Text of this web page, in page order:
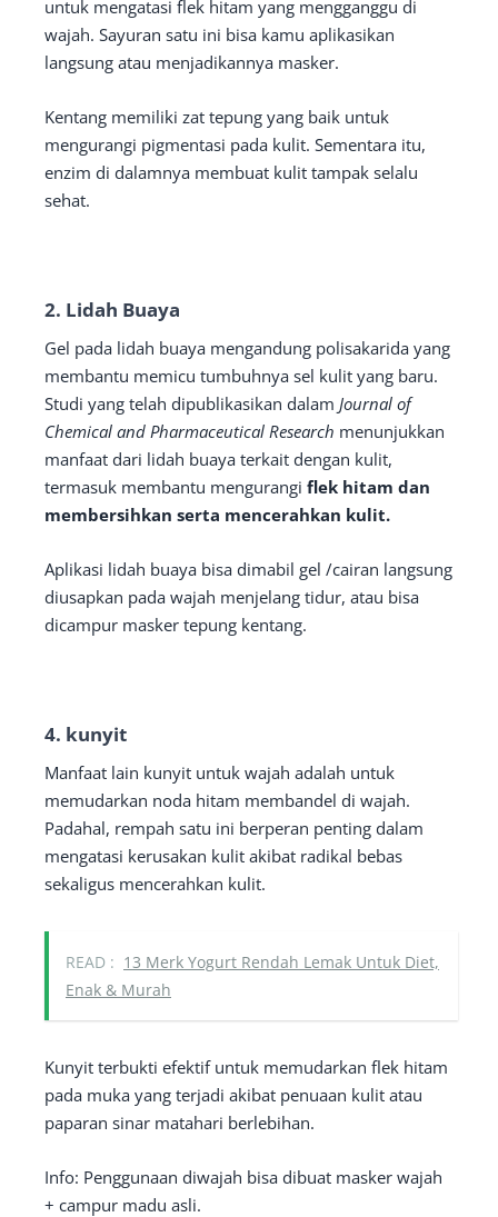
untuk mengatasi flek hitam yang mengganggu di
wajah. Sayuran satu ini bisa kamu aplikasikan
langsung atau menjadikannya masker.
Kentang memiliki zat tepung yang baik untuk
mengurangi pigmentasi pada kulit. Sementara itu,
enzim di dalamnya membuat kulit tampak selalu
sehat.
2. Lidah Buaya
Gel pada lidah buaya mengandung polisakarida yang
membantu memicu tumbuhnya sel kulit yang baru.
Studi yang telah dipublikasikan dalam Journal of
Chemical and Pharmaceutical Research menunjukkan
manfaat dari lidah buaya terkait dengan kulit,
termasuk membantu mengurangi flek hitam dan
membersihkan serta mencerahkan kulit.
Aplikasi lidah buaya bisa dimabil gel /cairan langsung
diusapkan pada wajah menjelang tidur, atau bisa
dicampur masker tepung kentang.
4. kunyit
Manfaat lain kunyit untuk wajah adalah untuk
memudarkan noda hitam membandel di wajah.
Padahal, rempah satu ini berperan penting dalam
mengatasi kerusakan kulit akibat radikal bebas
sekaligus mencerahkan kulit.
READ : 13 Merk Yogurt Rendah Lemak Untuk Diet,
Enak & Murah
Kunyit terbukti efektif untuk memudarkan flek hitam
pada muka yang terjadi akibat penuaan kulit atau
paparan sinar matahari berlebihan.
Info: Penggunaan diwajah bisa dibuat masker wajah
+ campur madu asli.